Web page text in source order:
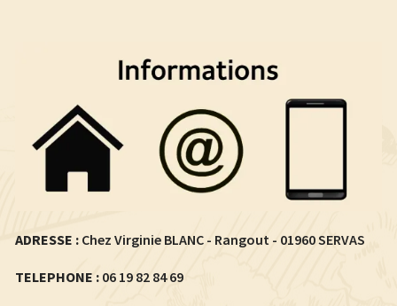
ADRESSE :Chez Virginie BLANC - Rangout - 01960 SERVAS
TELEPHONE : 06 19 82 84 69